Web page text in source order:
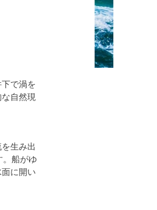
で渦を
自然現
生み出
船がゆ
に開い